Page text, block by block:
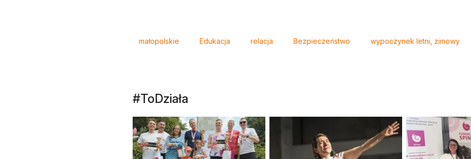
małopolskie Edukacja relacja Bezpieczeństwo wypoczynek letni, zimowy
#ToDziała